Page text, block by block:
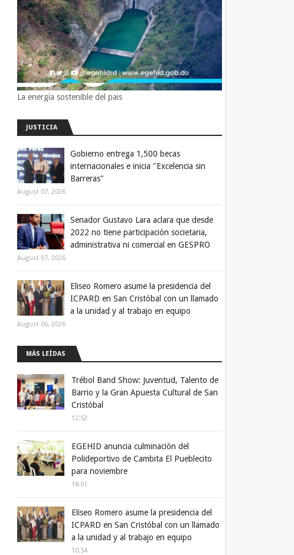
La energía sostenible del pais
JUSTICIA
Gobierno entrega 1,500 becas
internacionales e inicia "Excelencia sin
Barreras"
August 07, 2026
Senador Gustavo Lara aclara que desde
2022 no tiene participación societaria,
administrativa ni comercial en GESPRO
August 07, 2026
Eliseo Romero asume la presidencia del
ICPARD en San Cristóbal con un llamado
a la unidad y al trabajo en equipo
August 06, 2026
MÁS LEÍDAS
Trébol Band Show: Juventud, Talento de
Barrio y la Gran Apuesta Cultural de San
Cristóbal
12:52
EGEHID anuncia culminación del
Polideportivo de Cambita El Pueblecito
para noviembre
18:01
Eliseo Romero asume la presidencia del
ICPARD en San Cristóbal con un llamado
a la unidad y al trabajo en equipo
10:54